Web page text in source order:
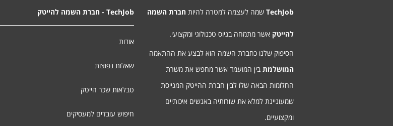
TechJob שמה לעצמה למטרה להיות חברת השמה
להייטק אשר מתמחה בגיוס טכנולוגי ומקצועי.
הסיפוק שלנו כחברת השמה הוא לבצע את ההתאמה
המושלמת בין המועמד אשר מחפש את משרת
החלומות הבאה שלו לבין חברת ההייטק המגייסת
שמעוניינת למלא את שורותיה באנשים איכותיים
ומקצועיים.
TechJob - חברת השמה להייטק
אודות
שאלות נפוצות
טבלאות שכר הייטק
חיפוש עובדים למעסיקים